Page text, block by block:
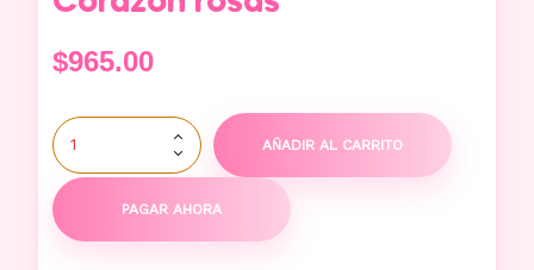
$965.00
AÑADIR AL CARRITO
PAGAR AHORA